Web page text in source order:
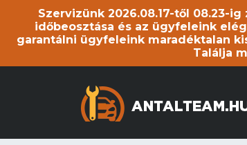
Szervizünk 2026.08.17-től 08.23-
időbeosztása és az ügyfeleink
garantálni ügyfeleink maradéktalan
Találja